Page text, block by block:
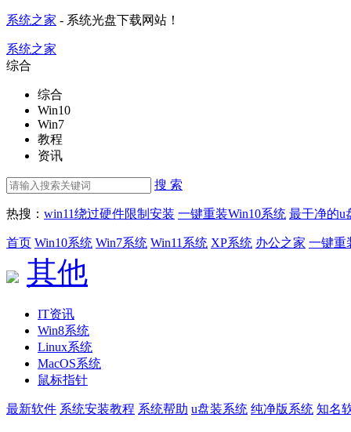
系统之家 - 系统光盘下载网站！
系统之家
综合
综合
Win10
Win7
教程
资讯
搜 索
热搜： win11绕过硬件限制安装 一键重装Win10系统 最干净的u
首页 Win10系统 Win7系统 Win11系统 XP系统 办公之家 一键重
其他
IT资讯
Win8系统
Linux系统
MacOS系统
鼠标指针
最新软件 系统安装教程 系统帮助 u盘装系统 纯净版系统 知名